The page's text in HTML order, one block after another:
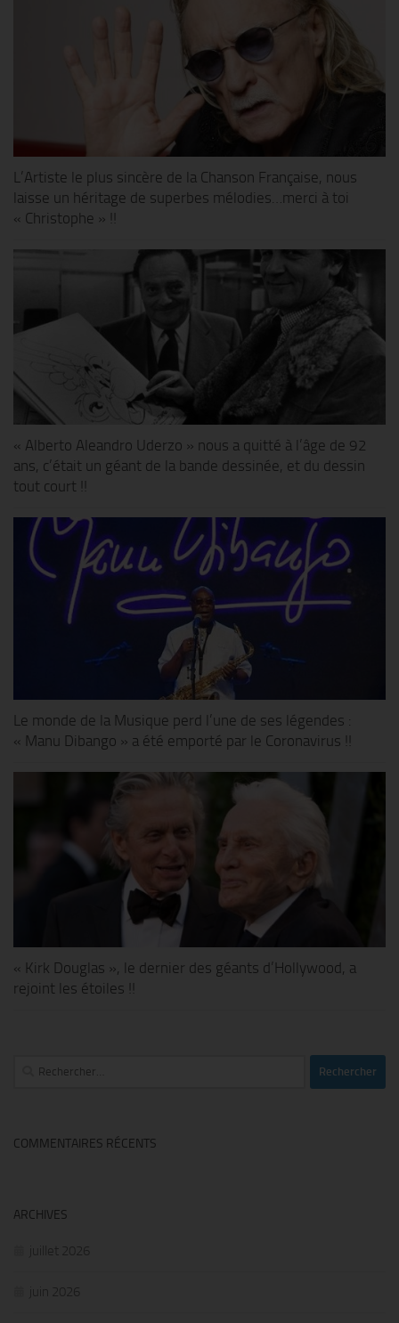
L’Artiste le plus sincère de la Chanson Française, nous
laisse un héritage de superbes mélodies…merci à toi
« Christophe » !!
« Alberto Aleandro Uderzo » nous a quitté à l’âge de 92
ans, c’était un géant de la bande dessinée, et du dessin
tout court !!
Le monde de la Musique perd l’une de ses légendes :
« Manu Dibango » a été emporté par le Coronavirus !!
« Kirk Douglas », le dernier des géants d’Hollywood, a
rejoint les étoiles !!
Rechercher :
COMMENTAIRES RÉCENTS
ARCHIVES
juillet 2026
juin 2026